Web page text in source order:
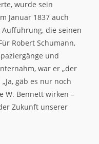
wurde sein
Januar 1837 auch
Aufführung, die seinen
Robert Schumann,
und
war er „der
gäb es nur noch
W. Bennett wirken –
Zukunft unserer